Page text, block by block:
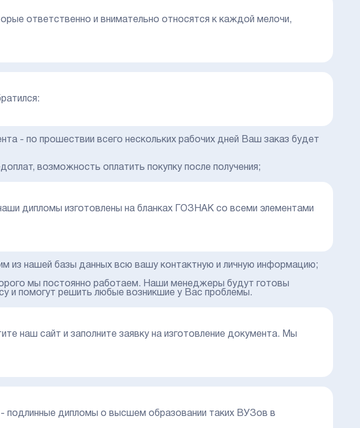
ответственно и внимательно относятся к каждой мелочи,
- по прошествии всего нескольких рабочих дней Ваш заказ будет
возможность оплатить покупку после получения;
дипломы изготовлены на бланках ГОЗНАК со всеми элементами
из нашей базы данных всю вашу контактную и личную информацию;
мы постоянно работаем. Наши менеджеры будут готовы
и помогут решить любые возникшие у Вас проблемы.
наш сайт и заполните заявку на изготовление документа. Мы
дипломы о высшем образовании таких ВУЗов в